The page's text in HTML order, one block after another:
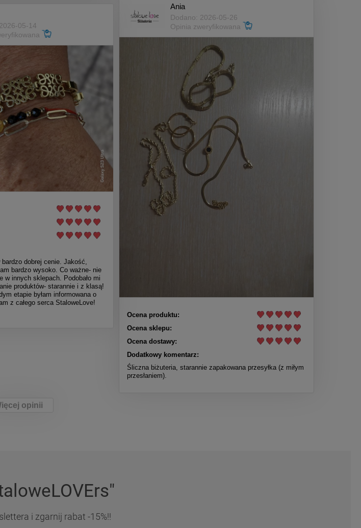
Ania
Dodano: 2026-05-26
Opinia zweryfikowana
Ocena produktu:
Ocena sklepu:
Ocena dostawy:
Dodatkowy komentarz:
Śliczna biżuteria, starannie zapakowana przesyłka (z miłym
przesłaniem).
05-14
dobrej cenie. Jakość,
bardzo wysoko. Co ważne- nie
w innych sklepach. Podobało mi
produktów- starannie i z klasą!
etapie byłam informowana o
z całego serca StaloweLove!
opinii
i zgarnij rabat -15%!!